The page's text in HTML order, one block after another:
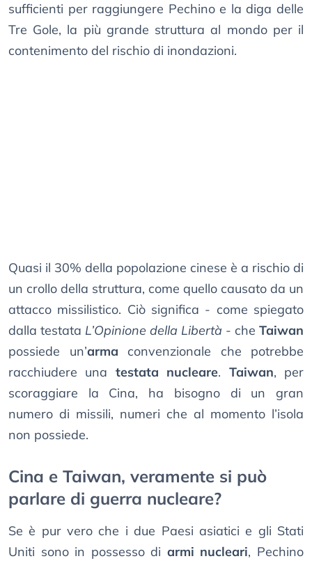
sufficienti per raggiungere Pechino e la diga delle
Tre Gole, la più grande struttura al mondo per il
contenimento del rischio di inondazioni.
Quasi il 30% della popolazione cinese è a rischio di
un crollo della struttura, come quello causato da un
attacco missilistico. Ciò significa - come spiegato
dalla testata L’Opinione della Libertà - che Taiwan
possiede un’arma convenzionale che potrebbe
racchiudere una testata nucleare. Taiwan, per
scoraggiare la Cina, ha bisogno di un gran
numero di missili, numeri che al momento l’isola
non possiede.
Cina e Taiwan, veramente si può
parlare di guerra nucleare?
Se è pur vero che i due Paesi asiatici e gli Stati
Uniti sono in possesso di armi nucleari, Pechino